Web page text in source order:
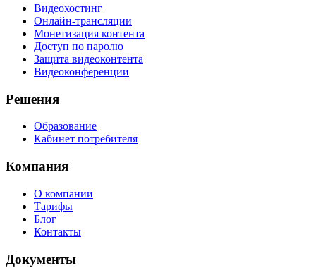
Видеохостинг
Онлайн-трансляции
Монетизация контента
Доступ по паролю
Защита видеоконтента
Видеоконференции
Решения
Образование
Кабинет потребителя
Компания
О компании
Тарифы
Блог
Контакты
Документы